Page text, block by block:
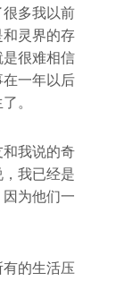
多我以前
灵界的存
很难相信
一年以后
。
我说的奇
我已经是
为他们一
的生活压